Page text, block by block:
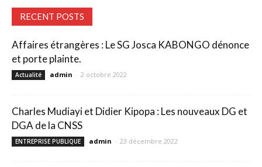
RECENT POSTS
Affaires étrangères : Le SG Josca KABONGO dénonce
et porte plainte.
Actualité admin - 2 octobre 2022
Charles Mudiayi et Didier Kipopa : Les nouveaux DG et
DGA de la CNSS
ENTREPRISE PUBLIQUE admin - 23 décembre 2022